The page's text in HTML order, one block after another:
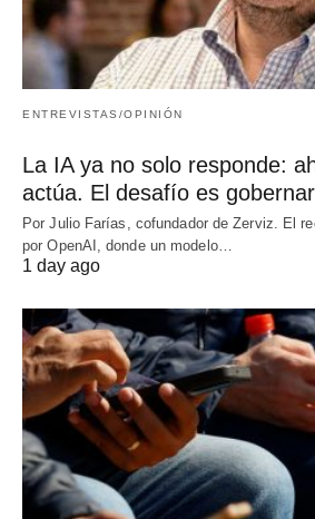
ENTREVISTAS/OPINIÓN
La IA ya no solo responde:
actúa. El desafío es
Por Julio Farías, cofundador de Zerviz. El
por OpenAI, donde un modelo…
1 day ago